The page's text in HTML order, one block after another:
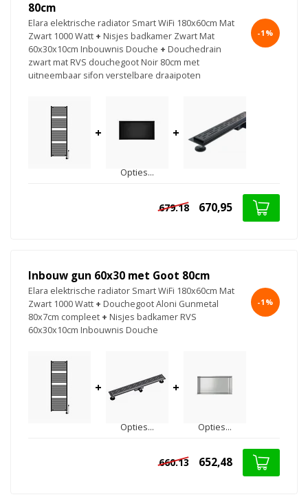
80cm
Elara elektrische radiator Smart WiFi 180x60cm Mat
Zwart 1000 Watt + Nisjes badkamer Zwart Mat
60x30x10cm Inbouwnis Douche + Douchedrain
zwart mat RVS douchegoot Noir 80cm met
uitneembaar sifon verstelbare draaipoten
-1%
+
Opties...
+
679.18 670,95
Inbouw gun 60x30 met Goot 80cm
Elara elektrische radiator Smart WiFi 180x60cm Mat
Zwart 1000 Watt + Douchegoot Aloni Gunmetal
80x7cm compleet + Nisjes badkamer RVS
60x30x10cm Inbouwnis Douche
-1%
+
Opties...
+
Opties...
660.13 652,48